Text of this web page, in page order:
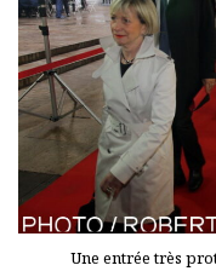
Une entrée très